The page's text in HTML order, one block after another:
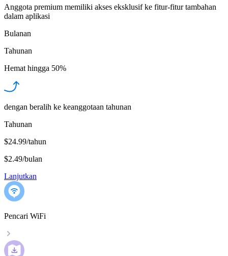
Anggota premium memiliki akses eksklusif ke fitur-fitur tambahan
dalam aplikasi
Bulanan
Tahunan
Hemat hingga 50%
dengan beralih ke keanggotaan tahunan
Tahunan
$24.99/tahun
$2.49/bulan
Lanjutkan
Pencari WiFi